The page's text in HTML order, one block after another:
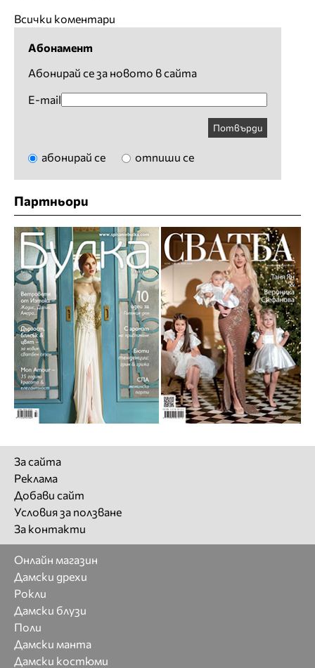
Всички коментари
Абонамент
Абонирай се за новото в сайта
E-mail
Потвърди
абонирай се отпиши се
Партньори
За сайта
Реклама
Добави сайт
Условия за ползване
За контакти
Онлайн магазин
Дамски дрехи
Рокли
Дамски блузи
Поли
Дамски манта
Дамски костюми